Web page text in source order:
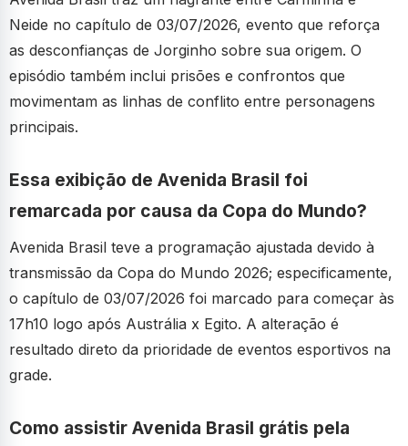
Neide no capítulo de 03/07/2026, evento que reforça
as desconfianças de Jorginho sobre sua origem. O
episódio também inclui prisões e confrontos que
movimentam as linhas de conflito entre personagens
principais.
Essa exibição de Avenida Brasil foi
remarcada por causa da Copa do Mundo?
Avenida Brasil teve a programação ajustada devido à
transmissão da Copa do Mundo 2026; especificamente,
o capítulo de 03/07/2026 foi marcado para começar às
17h10 logo após Austrália x Egito. A alteração é
resultado direto da prioridade de eventos esportivos na
grade.
Como assistir Avenida Brasil grátis pela